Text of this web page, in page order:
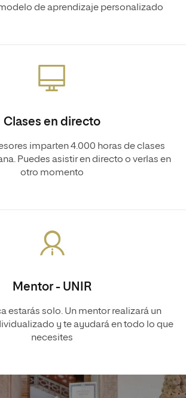
de aprendizaje personalizado
Clases en directo
imparten 4.000 horas de clases
Puedes asistir en directo o verlas en
otro momento
Mentor - UNIR
estarás solo. Un mentor realizará un
y te ayudará en todo lo que
necesites